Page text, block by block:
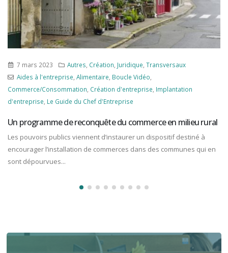
12 avril 2024 Fiscal, Patrimoine
Avantages fiscaux,Boucle Vidéo Fiscalité,Fiscalité personnelle
Immobilier,Impots sur le revenu,Le Guide du Chef d'Entreprise
L’administration fiscale vient de réactualiser les plafonds de loyers
et de ressources du locataire pour les dispositifs d’incitation fiscale
à...